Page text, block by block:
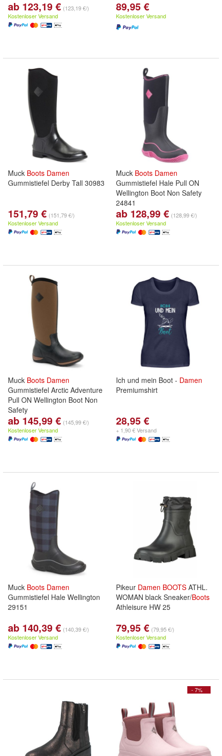
ab 123,19 € (123,19 €/)
Kostenloser Versand
89,95 €
Kostenloser Versand
Muck Boots Damen
Gummistiefel Derby Tall 30983
151,79 € (151,79 €/)
Kostenloser Versand
Muck Boots Damen
Gummistiefel Hale Pull ON
Wellington Boot Non Safety
24841
ab 128,99 € (128,99 €/)
Kostenloser Versand
Muck Boots Damen
Gummistiefel Arctic Adventure
Pull ON Wellington Boot Non
Safety
ab 145,99 € (145,99 €/)
Kostenloser Versand
Ich und mein Boot - Damen
Premiumshirt
28,95 €
+ 1,90 € Versand
Muck Boots Damen
Gummistiefel Hale Wellington
29151
ab 140,39 € (140,39 €/)
Kostenloser Versand
Pikeur Damen BOOTS ATHL.
WOMAN black Sneaker/Boots
Athleisure HW 25
79,95 € (79,95 €/)
Kostenloser Versand
- 7%